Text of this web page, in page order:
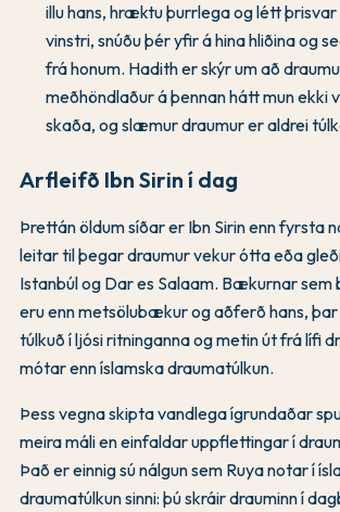
illu hans, hræktu þurrlega og létt þrisvar
vinstri, snúðu þér yfir á hina hliðina og
frá honum. Hadith er skýr um að
meðhöndlaður á þennan hátt mun ekki
skaða, og slæmur draumur er aldrei
Arfleifð Ibn Sirin í dag
Þrettán öldum síðar er Ibn Sirin enn fyrsta
leitar til þegar draumur vekur ótta eða
Istanbúl og Dar es Salaam. Bækurnar sem
eru enn metsölubækur og aðferð hans,
túlkuð í ljósi ritninganna og metin út frá lífi
mótar enn íslamska draumatúlkun.
Þess vegna skipta vandlega ígrundaðar
meira máli en einfaldar uppflettingar í
Það er einnig sú nálgun sem Ruya notar í
draumatúlkun sinni: þú skráir drauminn í